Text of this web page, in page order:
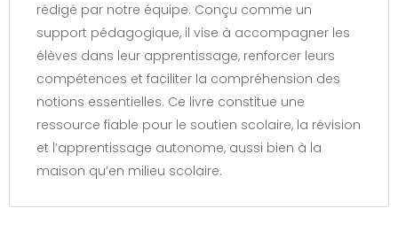
rédigé par notre équipe. Conçu comme un
support pédagogique, il vise à accompagner les
élèves dans leur apprentissage, renforcer leurs
compétences et faciliter la compréhension des
notions essentielles. Ce livre constitue une
ressource fiable pour le soutien scolaire, la révision
et l’apprentissage autonome, aussi bien à la
maison qu’en milieu scolaire.